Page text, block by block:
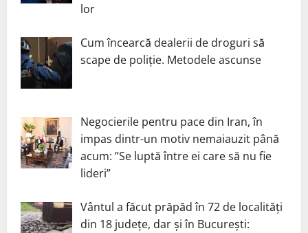
lor
Cum încearcă dealerii de droguri să
scape de poliție. Metodele ascunse
Negocierile pentru pace din Iran, în
impas dintr-un motiv nemaiauzit până
acum: ”Se luptă între ei care să nu fie
lideri”
Vântul a făcut prăpăd în 72 de localități
din 18 județe, dar și în București: